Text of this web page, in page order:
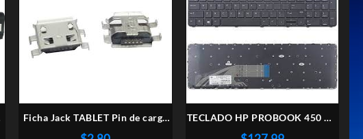
Ficha Jack TABLET Pin de carga
Microusb
TECLADO HP PROBOOK 450 G3
455 G3 470 G3 G4 650 470 G4